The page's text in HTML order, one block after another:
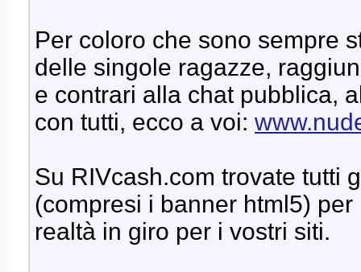
Per coloro che sono sempre
delle singole ragazze,
e contrari alla chat pubblica,
con tutti, ecco a voi:
Su RIVcash.com trovate tutti
(compresi i banner html5)
realtà in giro per i vostri siti.